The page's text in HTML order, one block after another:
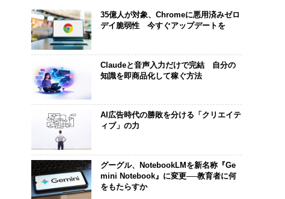
35億人が対象、Chromeに悪用済みゼロ
デイ脆弱性 今すぐアップデートを
Claudeと音声入力だけで完結 自分の
知識を即商品化して稼ぐ方法
AI広告時代の勝敗を分ける「クリエイテ
ィブ」の力
グーグル、NotebookLMを新名称『Ge
mini Notebook』に変更──教育者に何
をもたらすか